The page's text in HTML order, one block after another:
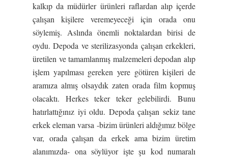
kalkıp da müdürler ürünleri raflardan alıp içerde
çalışan kişilere veremeyeceği için orada onu
söylemiş. Aslında önemli noktalardan birisi de
oydu. Depoda ve sterilizasyonda çalışan erkekleri,
üretilen ve tamamlanmış malzemeleri depodan alıp
işlem yapılması gereken yere götüren kişileri de
aramıza almış olsaydık zaten orada film kopmuş
olacaktı. Herkes teker teker gelebilirdi. Bunu
hatırlattığınız iyi oldu. Depoda çalışan sekiz tane
erkek eleman varsa -bizim ürünleri aldığımız bölge
var, orada çalışan da erkek ama bizim üretim
alanımızda- ona söylüyor işte şu kod numaralı